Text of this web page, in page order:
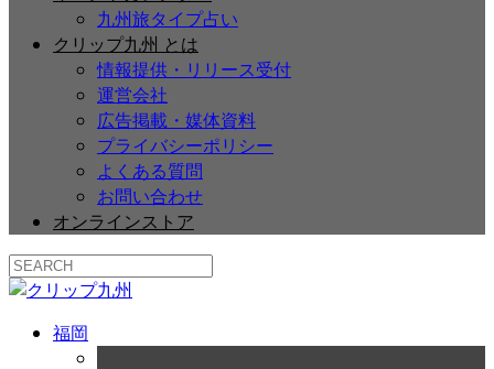
九州旅タイプ占い
クリップ九州 とは
情報提供・リリース受付
運営会社
広告掲載・媒体資料
プライバシーポリシー
よくある質問
お問い合わせ
オンラインストア
福岡